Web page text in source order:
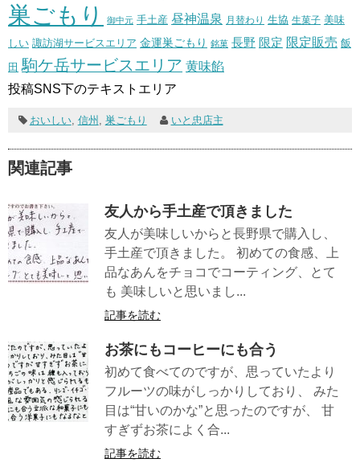
巣ごもり 御中元 手土産 昼神温泉 月替わり 生協 生菓子 美味
しい 諏訪湖サービスエリア 金運巣ごもり 銘菓 長野 限定 限定販売 飯
田 駒ケ岳サービスエリア 黄味餡
投稿SNS下のテキストエリア
おいしい, 信州 巣ごもり いと忠店主
関連記事
友人から手土産で頂きました
友人が美味しいからと長野県で購入し、
手土産で頂きました。 初めての食感、上
品なあんをチョコでコーティング、とて
も 美味しいと思いまし...
記事を読む
お茶にもコーヒーにも合う
初めて食べてのですが、思っていたより
フルーツの味がしっかりしており、 みた
目は“甘いのかな”と思ったのですが、 甘
すぎずお茶によく合...
記事を読む